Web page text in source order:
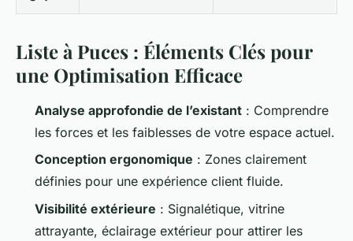
Liste à Puces : Éléments Clés pour
une Optimisation Efficace
Analyse approfondie de l’existant : Comprendre
les forces et les faiblesses de votre espace actuel.
Conception ergonomique : Zones clairement
définies pour une expérience client fluide.
Visibilité extérieure : Signalétique, vitrine
attrayante, éclairage extérieur pour attirer les